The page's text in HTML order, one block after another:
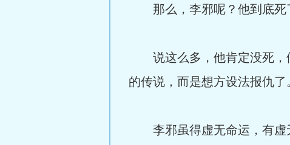
那么，李邪呢？他到底死
说这么多，他肯定没死，
的传说，而是想方设法报仇了。
李邪虽得虚无命运，有虚